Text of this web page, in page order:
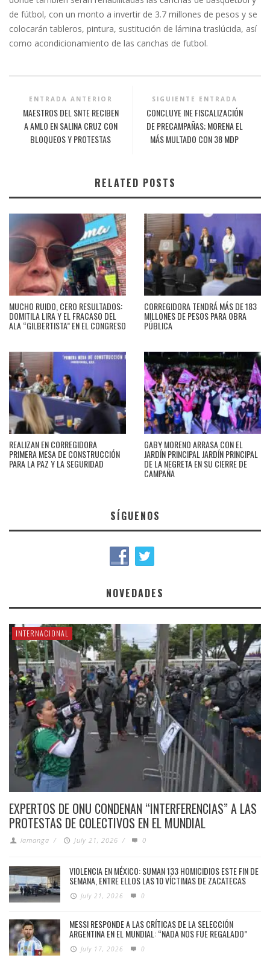
de fútbol, con un monto a invertir de 3.7 millones de pesos y se
colocarán tableros, pintura, sustitución de lámina traslúcida, así
como acondicionamiento de las canchas de futbol.
ENTRADA ANTERIOR
MAESTROS DEL SNTE RECIBEN
A AMLO EN SALINA CRUZ CON
BLOQUEOS Y PROTESTAS
SIGUIENTE ENTRADA
CONCLUYE INE FISCALIZACIÓN
DE PRECAMPAÑAS; MORENA EL
MÁS MULTADO CON 38 MDP
RELATED POSTS
MUCHO RUIDO, CERO RESULTADOS:
DOMITILA LIRA Y EL FRACASO DEL
ALA “GILBERTISTA” EN EL CONGRESO
CORREGIDORA TENDRÁ MÁS DE 183
MILLONES DE PESOS PARA OBRA
PÚBLICA
REALIZAN EN CORREGIDORA
PRIMERA MESA DE CONSTRUCCIÓN
PARA LA PAZ Y LA SEGURIDAD
GABY MORENO ARRASA CON EL
JARDÍN PRINCIPAL JARDÍN PRINCIPAL
DE LA NEGRETA EN SU CIERRE DE
CAMPAÑA
SÍGUENOS
NOVEDADES
INTERNACIONAL
EXPERTOS DE ONU CONDENAN “INTERFERENCIAS” A LAS
PROTESTAS DE COLECTIVOS EN EL MUNDIAL
lamanga / July 21, 2026 / 0
VIOLENCIA EN MÉXICO: SUMAN 133 HOMICIDIOS ESTE FIN DE
SEMANA, ENTRE ELLOS LAS 10 VÍCTIMAS DE ZACATECAS
July 21, 2026 0
MESSI RESPONDE A LAS CRÍTICAS DE LA SELECCIÓN
ARGENTINA EN EL MUNDIAL: “NADA NOS FUE REGALADO”
July 17, 2026 0